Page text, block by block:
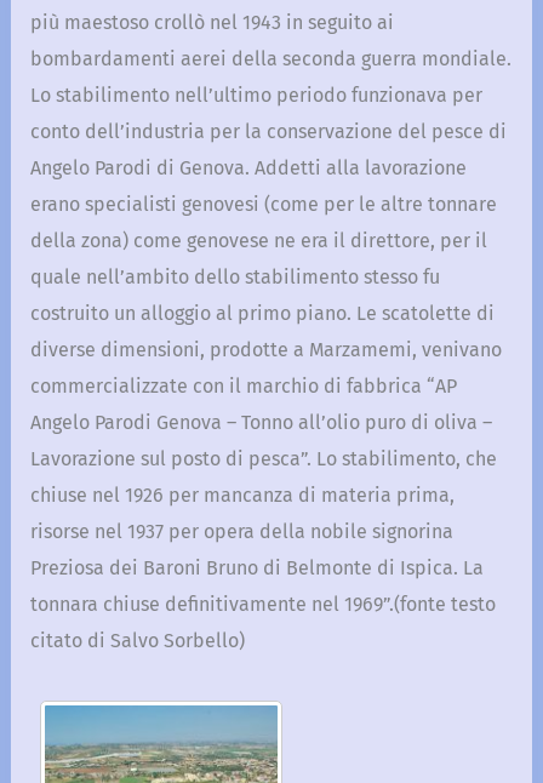
più maestoso crollò nel 1943 in seguito ai
bombardamenti aerei della seconda guerra mondiale.
Lo stabilimento nell’ultimo periodo funzionava per
conto dell’industria per la conservazione del pesce di
Angelo Parodi di Genova. Addetti alla lavorazione
erano specialisti genovesi (come per le altre tonnare
della zona) come genovese ne era il direttore, per il
quale nell’ambito dello stabilimento stesso fu
costruito un alloggio al primo piano. Le scatolette di
diverse dimensioni, prodotte a Marzamemi, venivano
commercializzate con il marchio di fabbrica “AP
Angelo Parodi Genova – Tonno all’olio puro di oliva –
Lavorazione sul posto di pesca”. Lo stabilimento, che
chiuse nel 1926 per mancanza di materia prima,
risorse nel 1937 per opera della nobile signorina
Preziosa dei Baroni Bruno di Belmonte di Ispica. La
tonnara chiuse definitivamente nel 1969”.(fonte testo
citato di Salvo Sorbello)